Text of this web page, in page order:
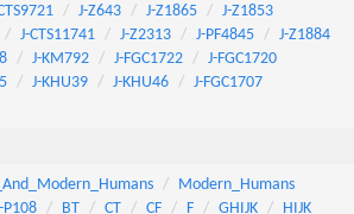
J-Z643 J-Z1865
J-Z1853
J-CTS11741 J-Z2313 J-PF4845
J-Z1884
J-KM792 J-FGC1722
J-FGC1720
J-KHU39 J-KHU46
J-FGC1707
Modern_Humans
P108 BT CT CF F GHIJK
HIJK